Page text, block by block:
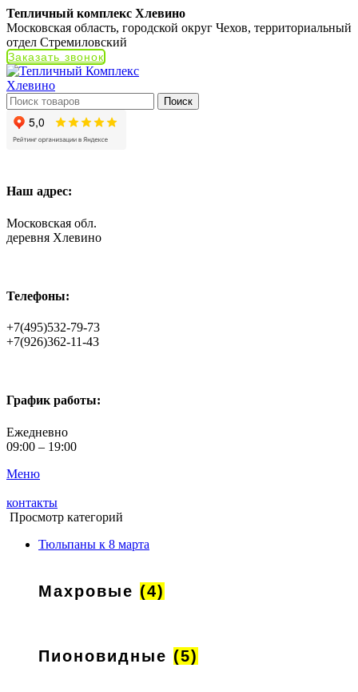
Тепличный комплекс Хлевино
Московская область, городской округ Чехов, территориальный
отдел Стремиловский
Заказать звонок
Поиск
Наш адрес:
Московская обл.
деревня Хлевино
Телефоны:
+7(495)532-79-73
+7(926)362-11-43
График работы:
Ежедневно
09:00 – 19:00
Меню
контакты
Просмотр категорий
Тюльпаны к 8 марта
Махровые (4)
Пионовидные (5)